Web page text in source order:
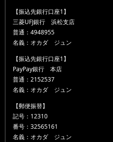
【振込先銀行口座1】
三菱UFJ銀行 浜松支店
普通：4948955
名義：オカダ ジュン
【振込先銀行口座1】
PayPay銀行 本店
普通：2152537
名義：オカダ ジュン
【郵便振替】
記号：12310
番号：32565161
名義：オカダ ジュン